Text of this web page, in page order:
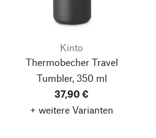
Kinto
Thermobecher Travel
Tumbler, 350 ml
37,90 €
+ weitere Varianten